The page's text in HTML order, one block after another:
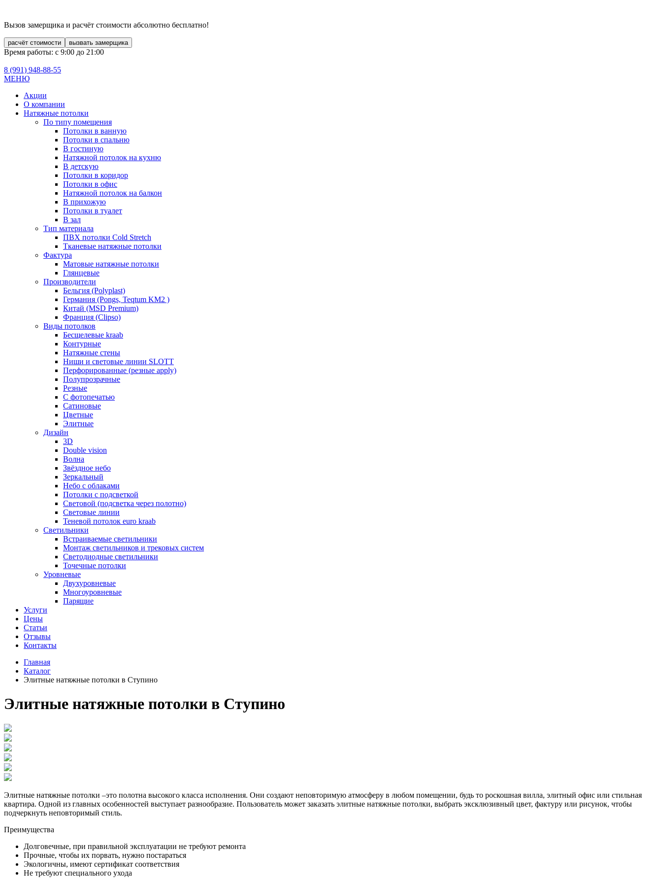
Вызов замерщика и расчёт стоимости абсолютно бесплатно!
расчёт стоимости вызвать замерщика
Время работы: с 9:00 до 21:00
8 (991) 948-88-55
МЕНЮ
Акции
О компании
Натяжные потолки
По типу помещения
Потолки в ванную
Потолки в спальню
В гостиную
Натяжной потолок на кухню
В детскую
Потолки в коридор
Потолки в офис
Натяжной потолок на балкон
В прихожую
Потолки в туалет
В зал
Тип материала
ПВХ потолки Cold Stretch
Тканевые натяжные потолки
Фактура
Матовые натяжные потолки
Глянцевые
Производители
Бельгия (Polyplast)
Германия (Pongs, Teqtum KM2 )
Китай (MSD Premium)
Франция (Clipso)
Виды потолков
Бесщелевые kraab
Контурные
Натяжные стены
Ниши и световые линии SLOTT
Перфорированные (резные apply)
Полупрозрачные
Резные
С фотопечатью
Сатиновые
Цветные
Элитные
Дизайн
3D
Double vision
Волна
Звёздное небо
Зеркальный
Небо с облаками
Потолки с подсветкой
Световой (подсветка через полотно)
Световые линии
Теневой потолок euro kraab
Светильники
Встраиваемые светильники
Монтаж светильников и трековых систем
Светодиодные светильники
Точечные потолки
Уровневые
Двухуровневые
Многоуровневые
Парящие
Услуги
Цены
Статьи
Отзывы
Контакты
Главная
Каталог
Элитные натяжные потолки в Ступино
Элитные натяжные потолки в Ступино
Элитные натяжные потолки –это полотна высокого класса исполнения. Они создают неповторимую атмосферу в любом помещении, будь то роскошная вилла, элитный офис или стильная
квартира. Одной из главных особенностей выступает разнообразие. Пользователь может заказать элитные натяжные потолки, выбрать эксклюзивный цвет, фактуру или рисунок, чтобы
подчеркнуть неповторимый стиль.
Преимущества
Долговечные, при правильной эксплуатации не требуют ремонта
Прочные, чтобы их порвать, нужно постараться
Экологичны, имеют сертификат соответствия
Не требуют специального ухода